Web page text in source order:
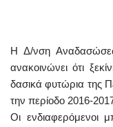
Η Δ/νση
ανακοινώνει ότι
δασικά φυτώρια της
την περίοδο 2016-
Οι ενδιαφερόμενοι